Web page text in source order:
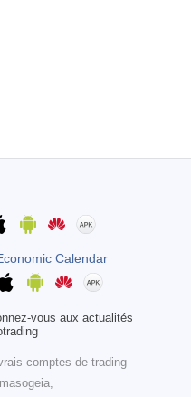
Calendar
vous aux actualités
comptes de trading